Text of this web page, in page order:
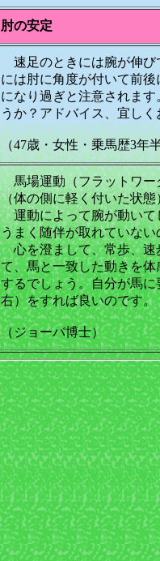
肘の安定
速足のときには腕が伸び
には肘に角度が付いて前
になり過ぎと注意されま
うか？アドバイス、宜し
（47歳・女性・乗馬歴3年
馬場運動（フラットワー
（体の側に軽く付いた状
運動によって腕が動いて
うまく随伴が取れていない
心を澄まして、常歩、速
て、馬と一致した動きを
するでしょう。自分が馬
右）をすれば良いのです。
（ジョーバ博士）